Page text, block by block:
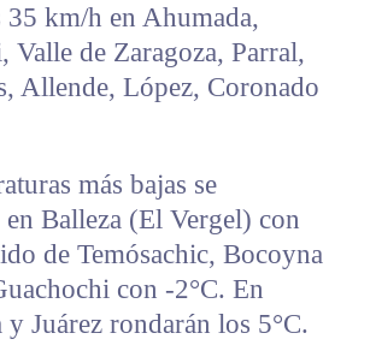
35 km/h en Ahumada,
Valle de Zaragoza, Parral,
Allende, López, Coronado
más bajas se
Balleza (El Vergel) con
de Temósachic, Bocoyna
con -2°C. En
y Juárez rondarán los 5°C.